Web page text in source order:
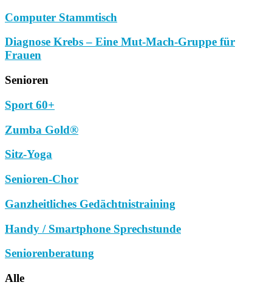
Computer Stammtisch
Diagnose Krebs – Eine Mut-Mach-Gruppe für
Frauen
Senioren
Sport 60+
Zumba Gold®
Sitz-Yoga
Senioren-Chor
Ganzheitliches Gedächtnistraining
Handy / Smartphone Sprechstunde
Seniorenberatung
Alle